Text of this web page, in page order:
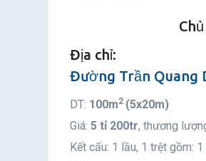
Địa chỉ:
Đường Trần Quang
DT: 100m2 (5x20m)
Giá: 5 tỉ 200tr, thương
Kết cấu: 1 lầu, 1 trệt gồm: